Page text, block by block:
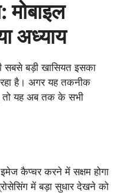
अध्याय
बड़ी खासियत इसका
है। अगर यह तकनीक
तो यह अब तक के सभी
कैप्चर करने में सक्षम होगा
में बड़ा सुधार देखने को